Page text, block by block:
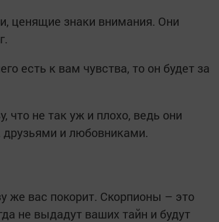
ценящие знаки внимания. Они
есть к вам чувства, то он будет за
что не так уж и плохо, ведь они
и любовниками.
же вас покорит. Скорпионы – это
не выдадут ваших тайн и будут